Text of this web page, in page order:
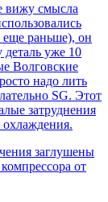
вижу смысла
еще раньше), он
уже 10
Волговские
надо лить
SG. Этот
затруднения
заглушены
от